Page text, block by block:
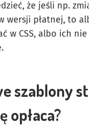
że jeśli np.
wersji płatnej, to
w CSS, albo ich
szablony
opłaca?